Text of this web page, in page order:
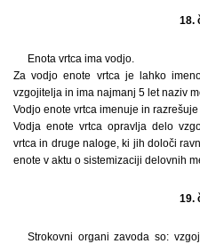
18.
Enota vrtca ima vodjo.
Za vodjo enote vrtca je lahko
vzgojitelja in ima najmanj 5 let naziv
Vodjo enote vrtca imenuje in
Vodja enote vrtca opravlja delo
vrtca in druge naloge, ki jih določi
enote v aktu o sistemizaciji delovnih
19.
Strokovni organi zavoda so: